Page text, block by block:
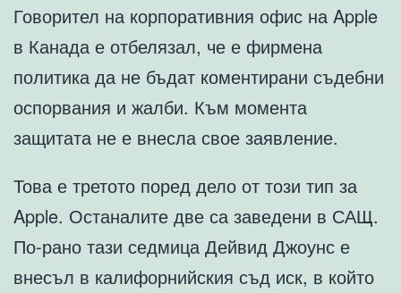
Говорител на корпоративния офис на Apple
в Канада е отбелязал, че е фирмена
политика да не бъдат коментирани съдебни
оспорвания и жалби. Към момента
защитата не е внесла свое заявление.
Това е третото поред дело от този тип за
Apple. Останалите две са заведени в САЩ.
По-рано тази седмица Дейвид Джоунс е
внесъл в калифорнийския съд иск, в който